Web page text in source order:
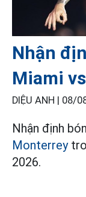
Nhận
Miami
DIỆU ANH | 08/
Nhận định
Monterrey
2026.